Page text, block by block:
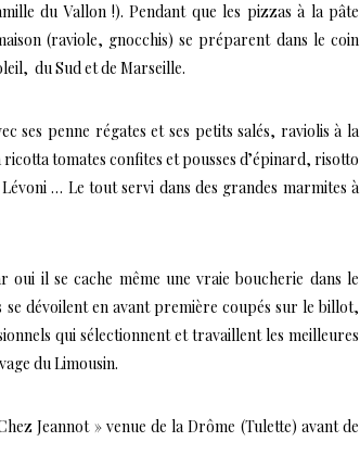
du Vallon !). Pendant que les pizzas à la pâte
(raviole, gnocchis) se préparent dans le coin
du Sud et de Marseille.
ses penne régates et ses petits salés, raviolis à la
tomates confites et pousses d’épinard, risotto
… Le tout servi dans des grandes marmites à
il se cache même une vraie boucherie dans le
se dévoilent en avant première coupés sur le billot,
qui sélectionnent et travaillent les meilleures
du Limousin.
Jeannot » venue de la Drôme (Tulette) avant de